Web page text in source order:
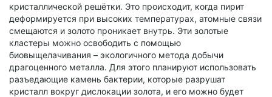
кристаллической решётки. Это происходит, когда пирит
деформируется при высоких температурах, атомные связи
смещаются и золото проникает внутрь. Эти золотые
кластеры можно освободить с помощью
биовыщелачивания – экологичного метода добычи
драгоценного металла. Для этого планируют использовать
разъедающие камень бактерии, которые разрушат
кристалл вокруг дислокации золота, и его можно будет